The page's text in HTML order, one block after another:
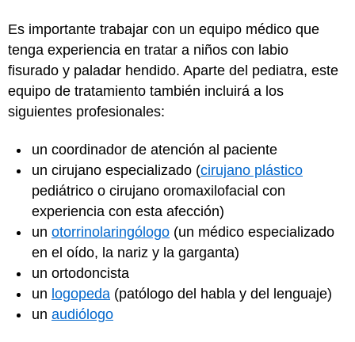
Es importante trabajar con un equipo médico que
tenga experiencia en tratar a niños con labio
fisurado y paladar hendido. Aparte del pediatra, este
equipo de tratamiento también incluirá a los
siguientes profesionales:
un coordinador de atención al paciente
un cirujano especializado (cirujano plástico
pediátrico o cirujano oromaxilofacial con
experiencia con esta afección)
un otorrinolaringólogo (un médico especializado
en el oído, la nariz y la garganta)
un ortodoncista
un logopeda (patólogo del habla y del lenguaje)
un audiólogo